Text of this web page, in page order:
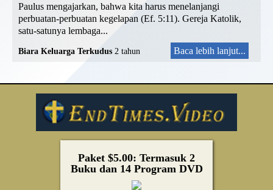
Paulus mengajarkan, bahwa kita harus menelanjangi
perbuatan-perbuatan kegelapan (Ef. 5:11). Gereja Katolik,
satu-satunya lembaga...
Biara Keluarga Terkudus 2 tahun Baca lebih lanjut...
Paket $5.00: Termasuk 2
Buku dan 14 Program DVD